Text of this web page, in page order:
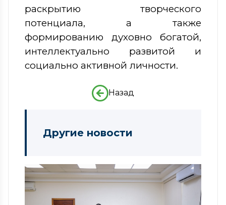
раскрытию творческого
потенциала, а также
формированию духовно богатой,
интеллектуально развитой и
социально активной личности.
Назад
Другие новости